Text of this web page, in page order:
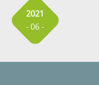
2021
- 06 -